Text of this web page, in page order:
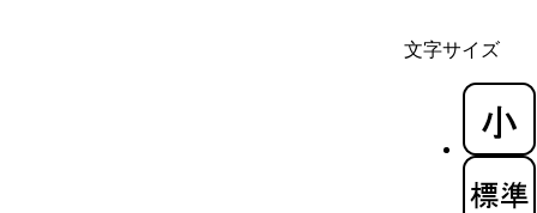
文字サイズ